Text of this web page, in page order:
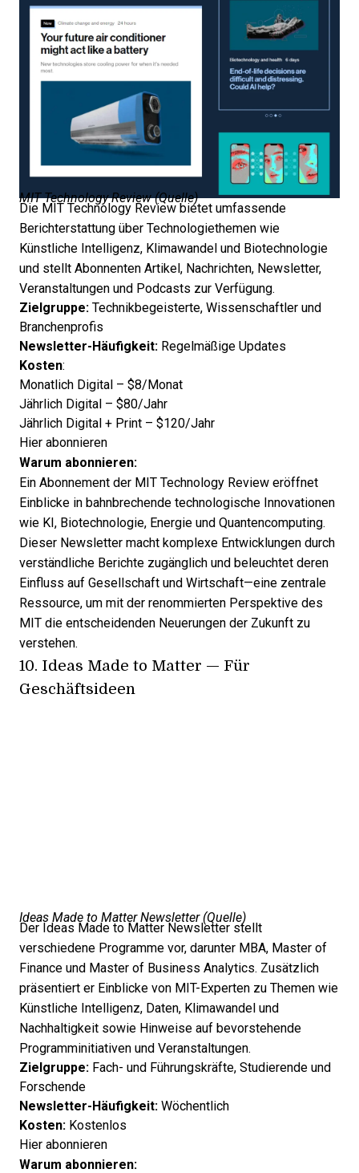
MIT Technology Review (Quelle)
Die MIT Technology Review bietet umfassende
Berichterstattung über Technologiethemen wie
Künstliche Intelligenz, Klimawandel und Biotechnologie
und stellt Abonnenten Artikel, Nachrichten, Newsletter,
Veranstaltungen und Podcasts zur Verfügung.
Zielgruppe: Technikbegeisterte, Wissenschaftler und
Branchenprofis
Newsletter-Häufigkeit: Regelmäßige Updates
Kosten:
Monatlich Digital – $8/Monat
Jährlich Digital – $80/Jahr
Jährlich Digital + Print – $120/Jahr
Hier abonnieren
Warum abonnieren:
Ein Abonnement der MIT Technology Review eröffnet
Einblicke in bahnbrechende technologische Innovationen
wie KI, Biotechnologie, Energie und Quantencomputing.
Dieser Newsletter macht komplexe Entwicklungen durch
verständliche Berichte zugänglich und beleuchtet deren
Einfluss auf Gesellschaft und Wirtschaft—eine zentrale
Ressource, um mit der renommierten Perspektive des
MIT die entscheidenden Neuerungen der Zukunft zu
verstehen.
10. Ideas Made to Matter — Für
Geschäftsideen
Ideas Made to Matter Newsletter (Quelle)
Der Ideas Made to Matter Newsletter stellt
verschiedene Programme vor, darunter MBA, Master of
Finance und Master of Business Analytics. Zusätzlich
präsentiert er Einblicke von MIT-Experten zu Themen wie
Künstliche Intelligenz, Daten, Klimawandel und
Nachhaltigkeit sowie Hinweise auf bevorstehende
Programminitiativen und Veranstaltungen.
Zielgruppe: Fach- und Führungskräfte, Studierende und
Forschende
Newsletter-Häufigkeit: Wöchentlich
Kosten: Kostenlos
Hier abonnieren
Warum abonnieren: